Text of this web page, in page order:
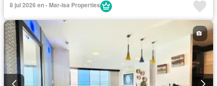
Estacionamiento
Gimnasio
Garita de guardianía
Internet
Jacuzzi
Seguridad
Vista panorámica
Completamente amoblado
8 jul 2026 en - Mar-Isa Properties